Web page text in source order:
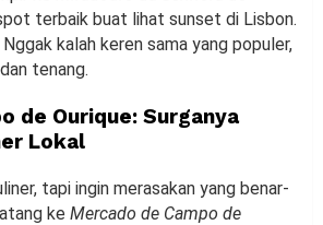
terbaik buat lihat sunset di Lisbon.
kalah keren sama yang populer,
tenang.
de Ourique: Surganya
Lokal
tapi ingin merasakan yang benar-
ke Mercado de Campo de